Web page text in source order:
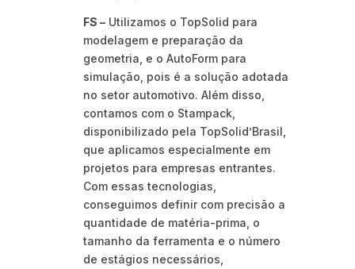
FS –Utilizamos o TopSolid para
modelagem e preparação da
geometria, e o AutoForm para
simulação, pois é a solução adotada
no setor automotivo. Além disso,
contamos com o Stampack,
disponibilizado pela TopSolid’Brasil,
que aplicamos especialmente em
projetos para empresas entrantes.
Com essas tecnologias,
conseguimos definir com precisão a
quantidade de matéria-prima, o
tamanho da ferramenta e o número
de estágios necessários,